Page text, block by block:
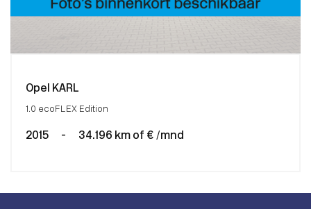
Opel KARL
1.0 ecoFLEX Edition
2015 - 34.196 km of € /mnd